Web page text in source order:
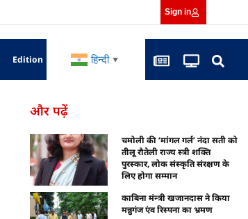
Sign in
Edition हिन्दी ▼
और पढ़ें
चमोली की ‘मांगल गर्ल’ नंदा सती को
तीलू रौतेली राज्य स्त्री शक्ति
पुरस्कार, लोक संस्कृति संरक्षण के
लिए होगा सम्मान
काबिना मंन्त्री खजानदास ने किया
मन्नुगंज एंव रिस्पना का भ्रमण